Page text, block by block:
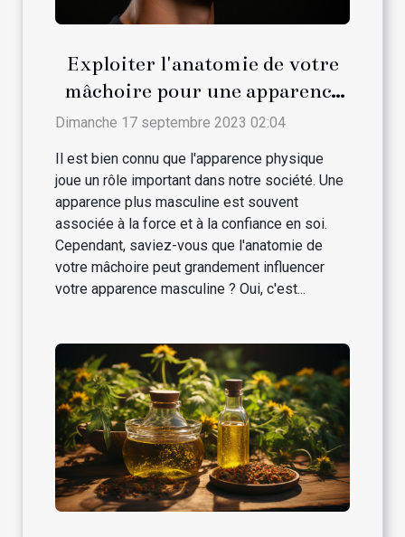
Exploiter l'anatomie de votre
mâchoire pour une apparence
plus masculine
Dimanche 17 septembre 2023 02:04
Il est bien connu que l'apparence physique
joue un rôle important dans notre société. Une
apparence plus masculine est souvent
associée à la force et à la confiance en soi.
Cependant, saviez-vous que l'anatomie de
votre mâchoire peut grandement influencer
votre apparence masculine ? Oui, c'est...